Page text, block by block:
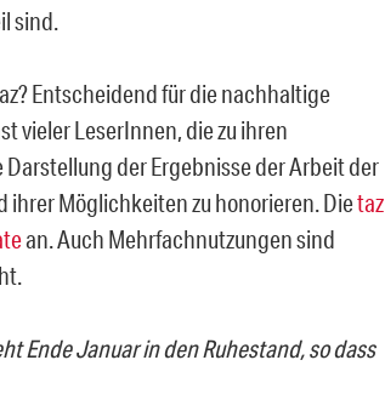
sind.
Entscheidend für die nachhaltige
vieler LeserInnen, die zu ihren
der Ergebnisse der Arbeit der
ihrer Möglichkeiten zu honorieren. Dietaz
an. Auch Mehrfachnutzungen sind
Ende Januar in den Ruhestand, so dass